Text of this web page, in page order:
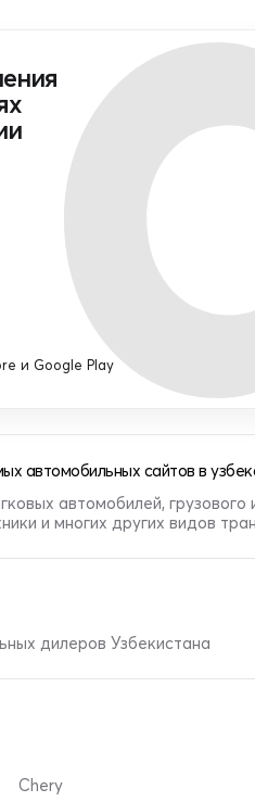
и Google Play
автомобильных сайтов в
автомобилей, грузового
и многих других видов
дилеров Узбекистана
Chery